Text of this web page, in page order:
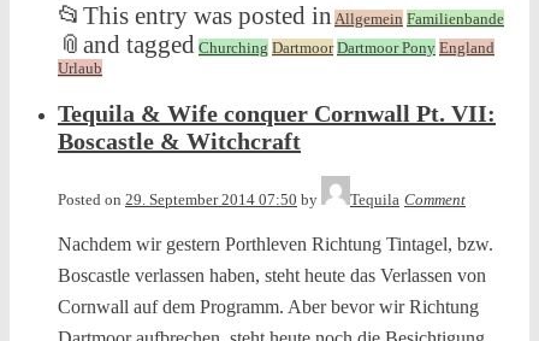
📂 This entry was posted in Allgemein Familienbande
📎 and tagged Churching Dartmoor Dartmoor Pony England
Urlaub
Tequila & Wife conquer Cornwall Pt. VII:
Boscastle & Witchcraft
Posted on 29. September 2014 07:50 by Tequila Comment
Nachdem wir gestern Porthleven Richtung Tintagel, bzw.
Boscastle verlassen haben, steht heute das Verlassen von
Cornwall auf dem Programm. Aber bevor wir Richtung